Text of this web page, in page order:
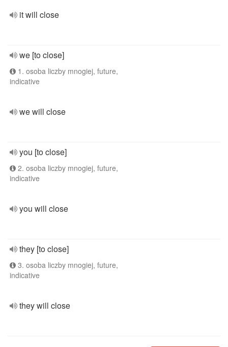
it will close
we [to close]
1. osoba liczby mnogiej, future,
indicative
we will close
you [to close]
2. osoba liczby mnogiej, future,
indicative
you will close
they [to close]
3. osoba liczby mnogiej, future,
indicative
they will close